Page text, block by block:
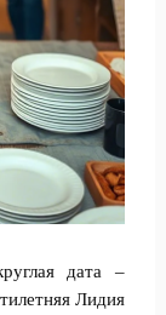
дата –
Лидия